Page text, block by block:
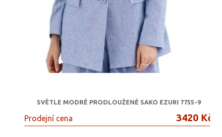
SVĚTLE MODRÉ PRODLOUŽENÉ SAKO EZURI 7755-9
Prodejní cena 3420 Kč